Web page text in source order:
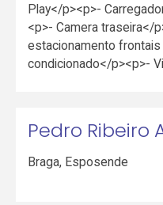
Play</p><p>-
<p>- Camera traseira</
estacionamento
condicionado</p><p>-
Pedro Ribeiro
Braga, Esposende